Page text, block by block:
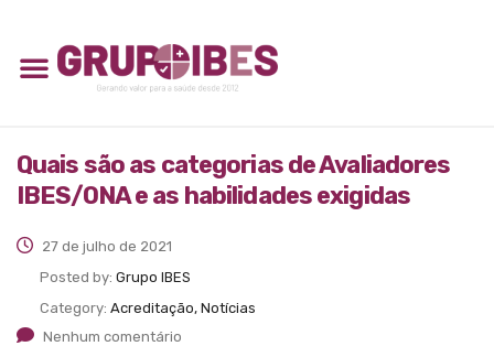
Quais são as categorias de Avaliadores
IBES/ONA e as habilidades exigidas
27 de julho de 2021
Posted by: Grupo IBES
Category: Acreditação, Notícias
Nenhum comentário